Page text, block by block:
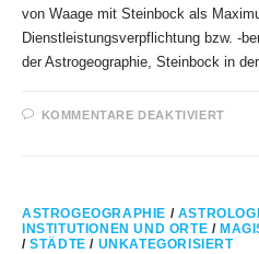
von Waage mit Steinbock als
Dienstleistungsverpflichtung bzw. -
der Astrogeographie, Steinbock in
KOMMENTARE DEAKTIVIERTFÜR
MIT
ASTROGEOGRAPHIE /
INSTITUTIONEN UND ORTE /
/STÄDTE / UNKATEGORISIERT